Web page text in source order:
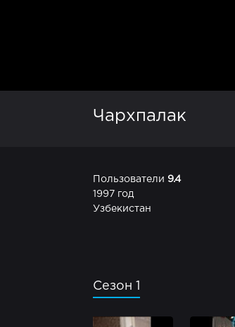
Чархпалак
Пользователи 9.4
1997 год
Узбекистан
Сезон 1